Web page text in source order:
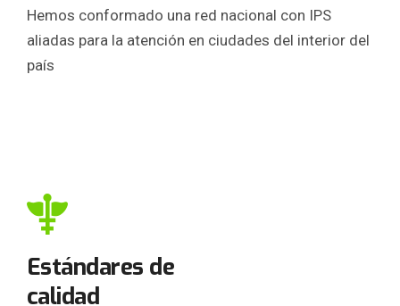
Hemos conformado una red nacional con IPS
aliadas para la atención en ciudades del interior del
país
Estándares de
calidad